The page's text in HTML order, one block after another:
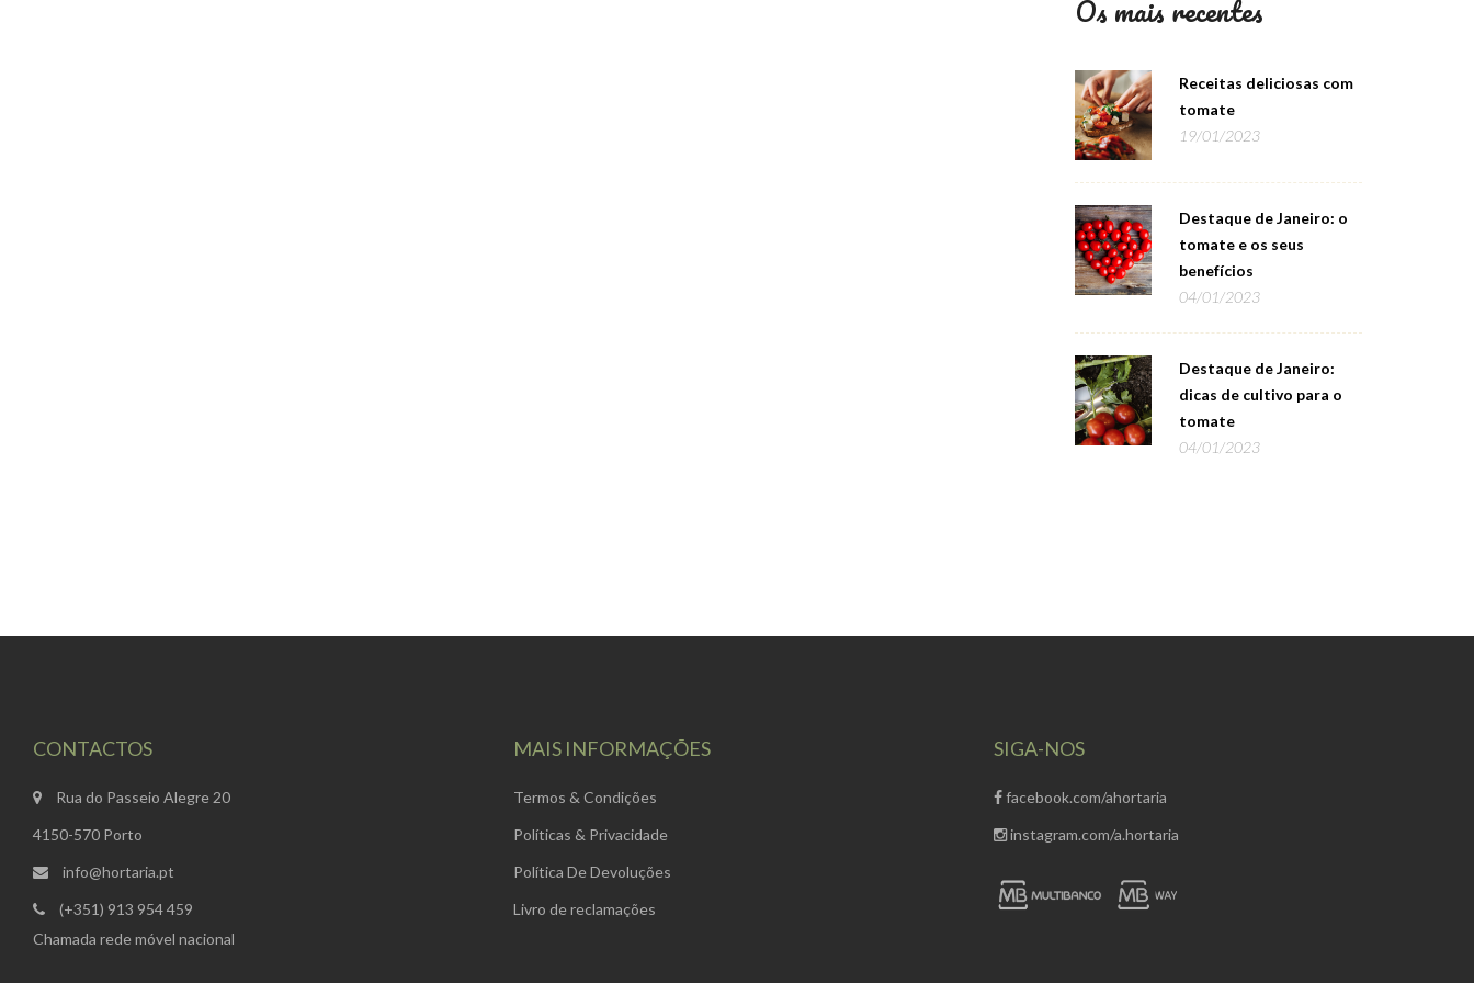
Os mais recentes
Receitas deliciosas com
tomate
19/01/2023
Destaque de Janeiro: o
tomate e os seus
benefícios
04/01/2023
Destaque de Janeiro:
dicas de cultivo para o
tomate
04/01/2023
CONTACTOS
Rua do Passeio Alegre 20
4150-570 Porto
info@hortaria.pt
(+351) 913 954 459
Chamada rede móvel nacional
MAIS INFORMAÇÕES
Termos & Condições
Políticas & Privacidade
Política De Devoluções
Livro de reclamações
SIGA-NOS
facebook.com/ahortaria
instagram.com/a.hortaria